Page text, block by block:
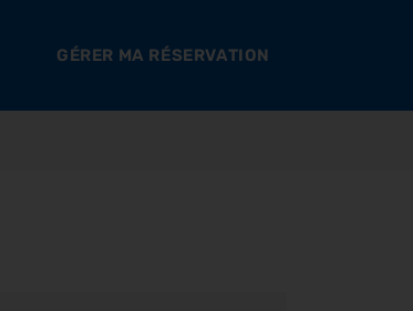
GÉRER MA RÉSERVATION